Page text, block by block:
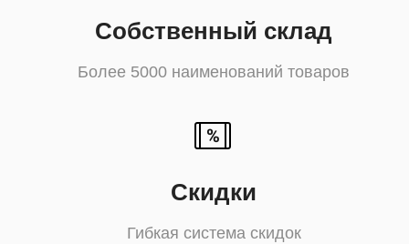
Собственный склад
Более 5000 наименований товаров
Скидки
Гибкая система скидок